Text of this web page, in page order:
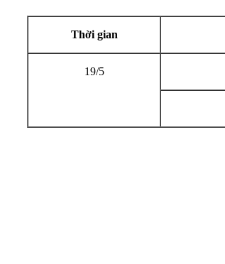
Thời gian
19/5